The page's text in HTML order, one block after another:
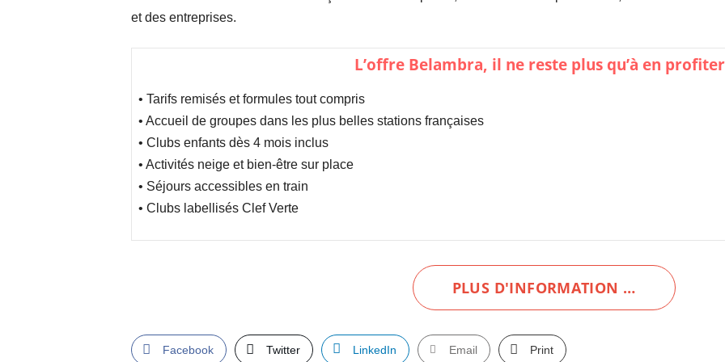
et des entreprises.
L’offre Belambra, il ne reste plus qu’à en
• Tarifs remisés et formules tout compris
• Accueil de groupes dans les plus belles stations françaises
• Clubs enfants dès 4 mois inclus
• Activités neige et bien-être sur place
• Séjours accessibles en train
• Clubs labellisés Clef Verte
PLUS D'INFORMATION …
Facebook Twitter LinkedIn Email Print